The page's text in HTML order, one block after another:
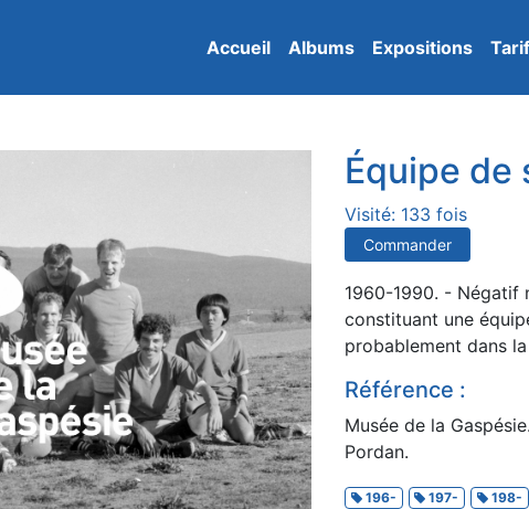
Accueil Albums Expositions
Équipe de
Visité: 133 fois
Commander
1960-1990. - Négatif
constituant une
probablement dans
Référence :
Musée de la
Pordan.
196- 197- 198-